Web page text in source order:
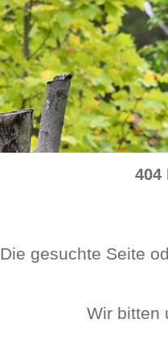
404
Die gesuchte Seite
Wir bitten